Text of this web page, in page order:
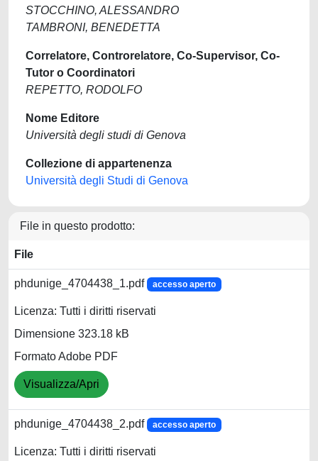
STOCCHINO, ALESSANDRO
TAMBRONI, BENEDETTA
Correlatore, Controrelatore, Co-Supervisor, Co-
Tutor o Coordinatori
REPETTO, RODOLFO
Nome Editore
Università degli studi di Genova
Collezione di appartenenza
Università degli Studi di Genova
File in questo prodotto:
File
phdunige_4704438_1.pdf accesso aperto
Licenza: Tutti i diritti riservati
Dimensione 323.18 kB
Formato Adobe PDF
Visualizza/Apri
phdunige_4704438_2.pdf accesso aperto
Licenza: Tutti i diritti riservati